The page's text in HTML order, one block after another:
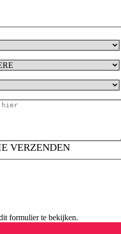
VERZENDEN
formulier te bekijken.